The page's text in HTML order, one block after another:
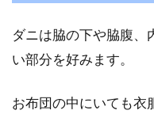
ダニは脇の下や脇腹、
い部分を好みます。
お布団の中にいても衣